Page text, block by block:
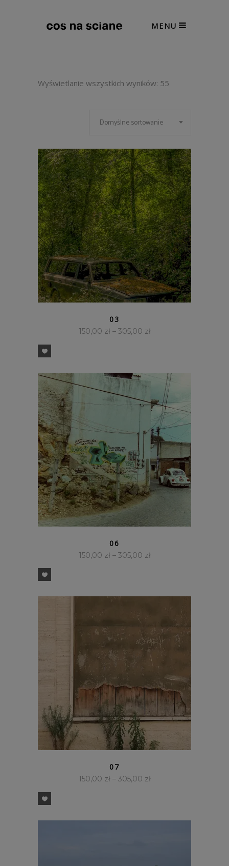
MENU
Wyświetlanie wszystkich wyników: 55
Domyślne sortowanie
03
150,00 zł – 305,00 zł
06
150,00 zł – 305,00 zł
07
150,00 zł – 305,00 zł